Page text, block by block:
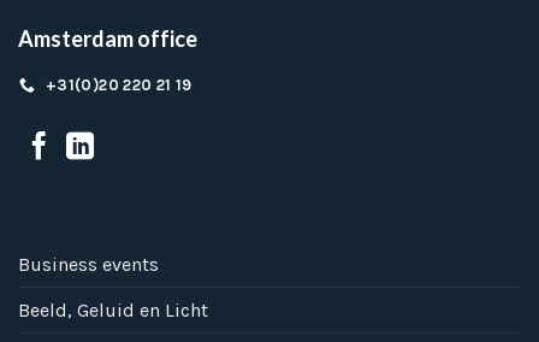
Amsterdam office
+31(0)20 220 21 19
Business events
Beeld, Geluid en Licht